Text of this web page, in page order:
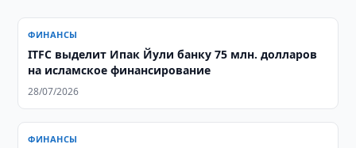
ФИНАНСЫ
ITFC выделит Ипак Йули банку 75 млн. долларов
на исламское финансирование
28/07/2026
ФИНАНСЫ